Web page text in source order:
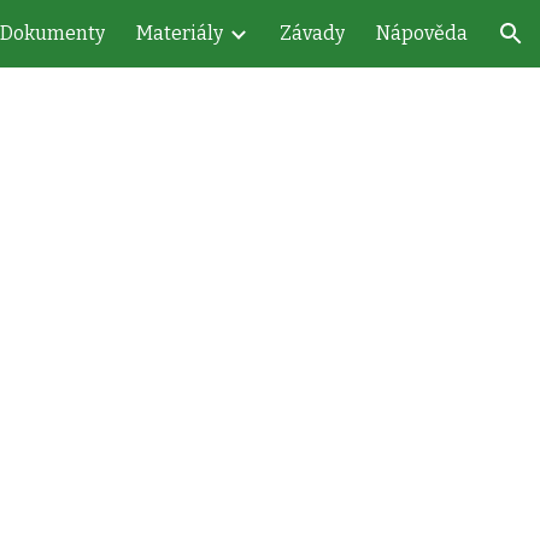
Dokumenty Materiály Závady Nápověda